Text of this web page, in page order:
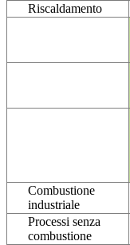
Riscaldamento
Combustione
industriale
Processi senza
combustione